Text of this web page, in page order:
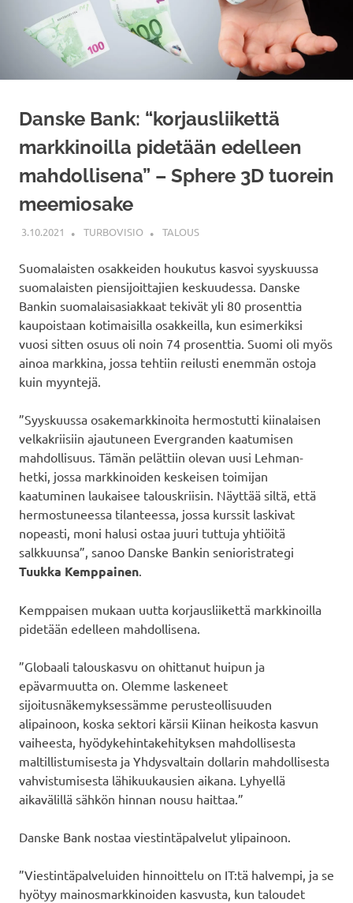
Danske Bank: “korjausliikettä
markkinoilla pidetään edelleen
mahdollisena” – Sphere 3D tuorein
meemiosake
3.10.2021 TURBOVISIO TALOUS
Suomalaisten osakkeiden houkutus kasvoi syyskuussa
suomalaisten piensijoittajien keskuudessa. Danske
Bankin suomalaisasiakkaat tekivät yli 80 prosenttia
kaupoistaan kotimaisilla osakkeilla, kun esimerkiksi
vuosi sitten osuus oli noin 74 prosenttia. Suomi oli myös
ainoa markkina, jossa tehtiin reilusti enemmän ostoja
kuin myyntejä.
”Syyskuussa osakemarkkinoita hermostutti kiinalaisen
velkakriisiin ajautuneen Evergranden kaatumisen
mahdollisuus. Tämän pelättiin olevan uusi Lehman-
hetki, jossa markkinoiden keskeisen toimijan
kaatuminen laukaisee talouskriisin. Näyttää siltä, että
hermostuneessa tilanteessa, jossa kurssit laskivat
nopeasti, moni halusi ostaa juuri tuttuja yhtiöitä
salkkuunsa”, sanoo Danske Bankin senioristrategi
Tuukka Kemppainen
Kemppaisen mukaan uutta korjausliikettä markkinoilla
pidetään edelleen mahdollisena.
”Globaali talouskasvu on ohittanut huipun ja
epävarmuutta on. Olemme laskeneet
sijoitusnäkemyksessämme perusteollisuuden
alipainoon, koska sektori kärsii Kiinan heikosta kasvun
vaiheesta, hyödykehintakehityksen mahdollisesta
maltillistumisesta ja Yhdysvaltain dollarin mahdollisesta
vahvistumisesta lähikuukausien aikana. Lyhyellä
aikavälillä sähkön hinnan nousu haittaa.”
Danske Bank nostaa viestintäpalvelut ylipainoon.
”Viestintäpalveluiden hinnoittelu on IT:tä halvempi, ja se
hyötyy mainosmarkkinoiden kasvusta, kun taloudet